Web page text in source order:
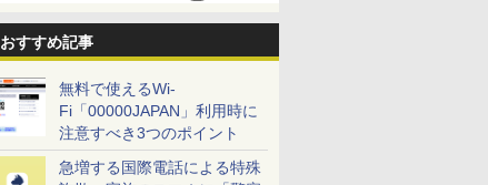
おすすめ記事
無料で使えるWi-
Fi「00000JAPAN」利用時に
注意すべき3つのポイント
急増する国際電話による特殊